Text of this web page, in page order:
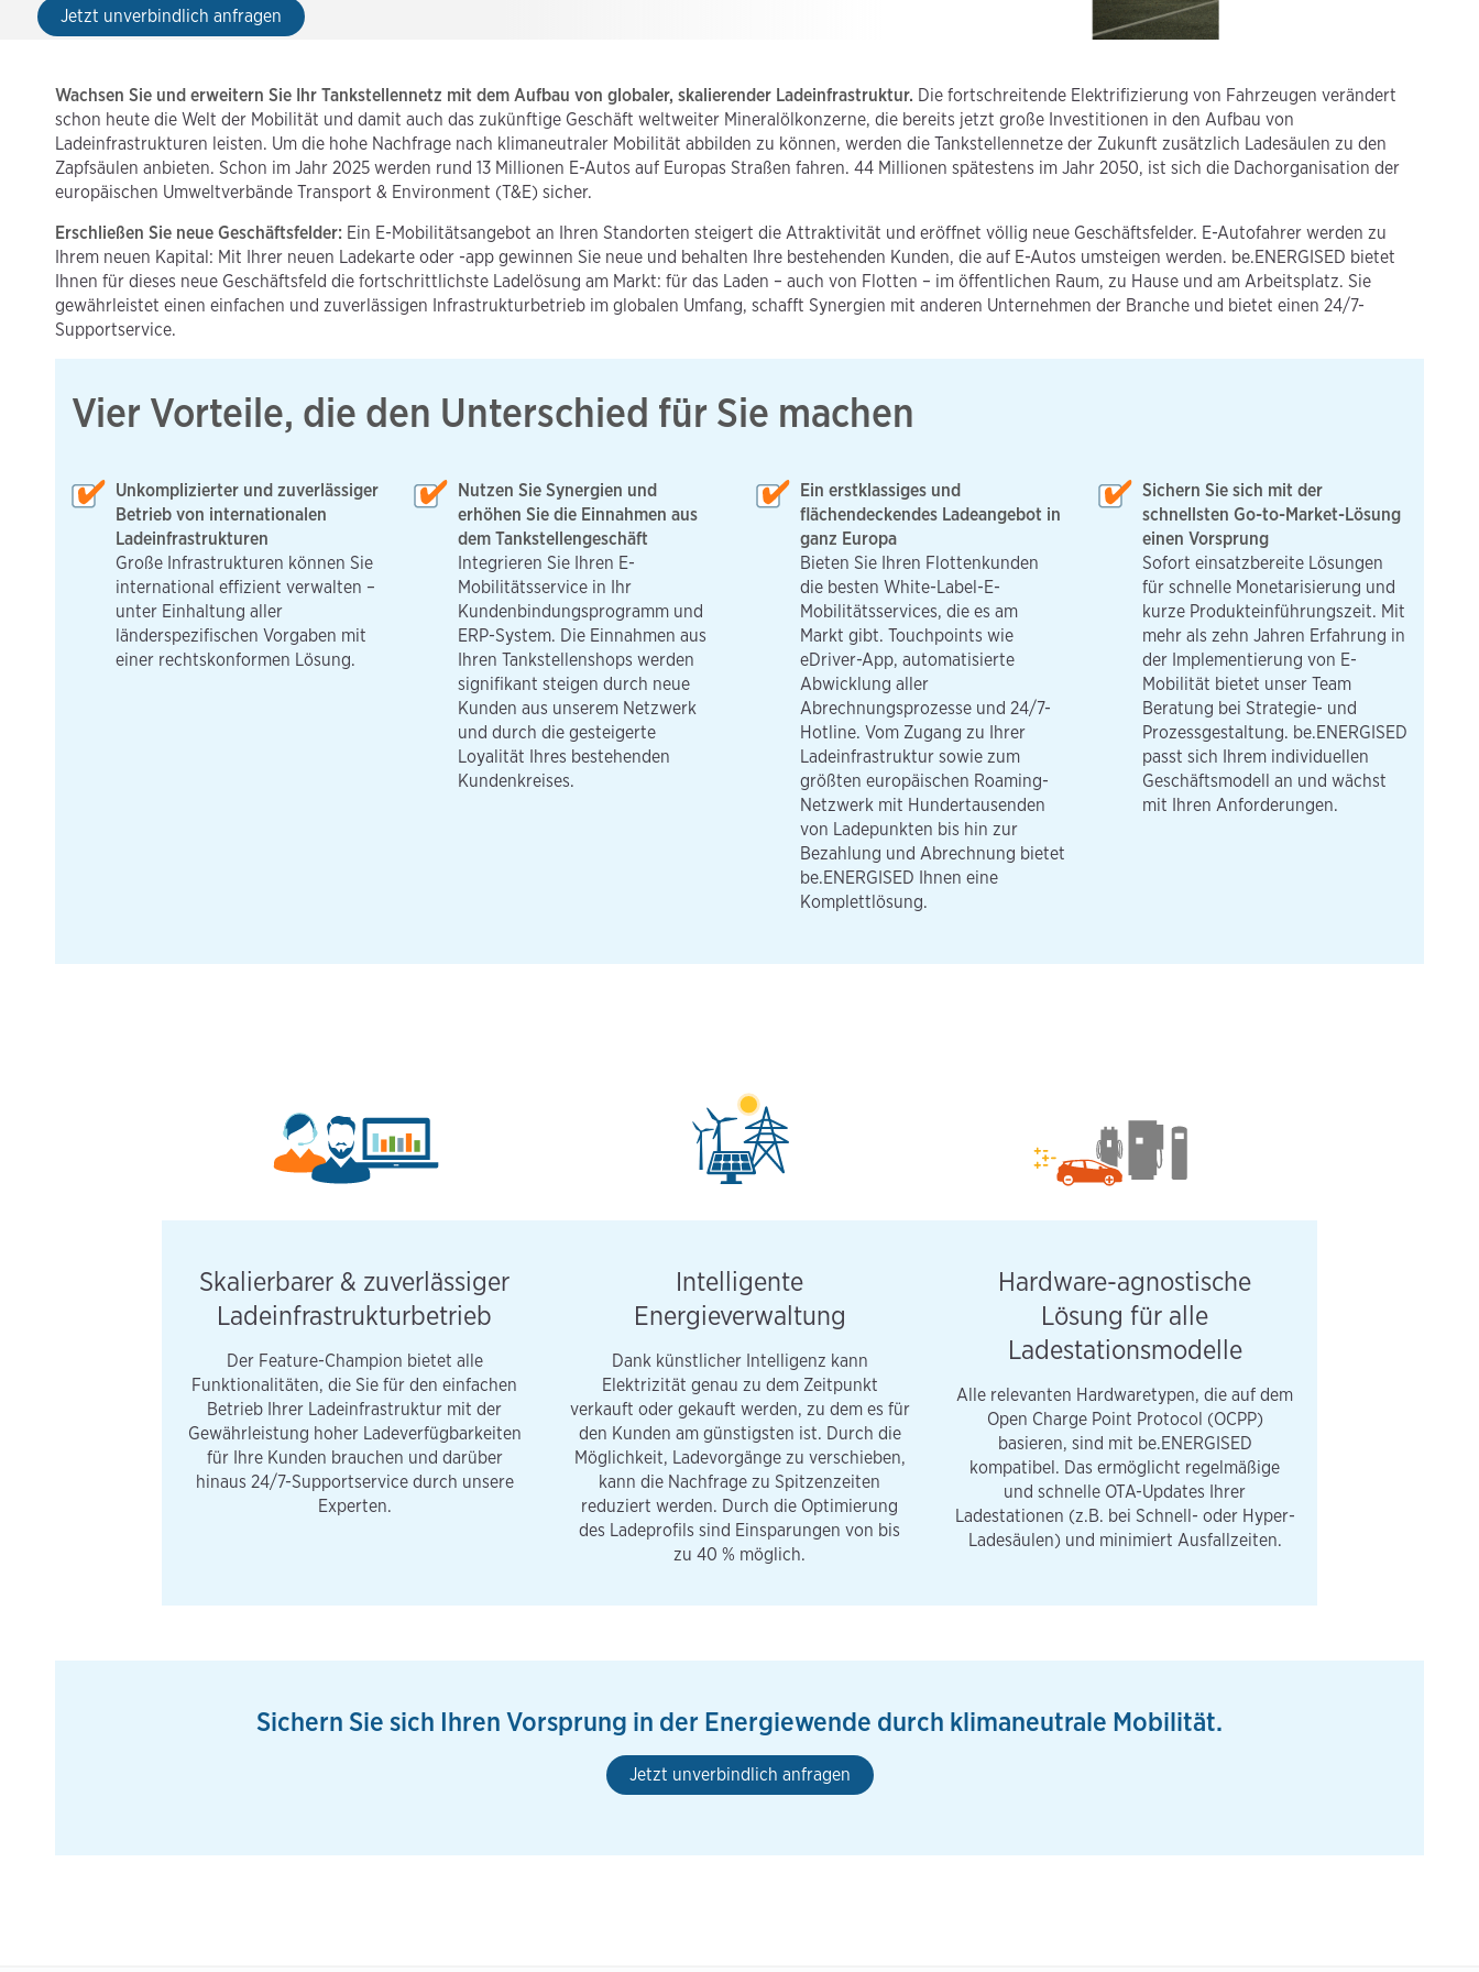
Jetzt unverbindlich anfragen
Wachsen Sie und erweitern Sie Ihr Tankstellennetz mit dem Aufbau von globaler, skalierender Ladeinfrastruktur. Die fortschreitende Elektrifizierung von Fahrzeugen verändert
schon heute die Welt der Mobilität und damit auch das zukünftige Geschäft weltweiter Mineralölkonzerne, die bereits jetzt große Investitionen in den Aufbau von
Ladeinfrastrukturen leisten. Um die hohe Nachfrage nach klimaneutraler Mobilität abbilden zu können, werden die Tankstellennetze der Zukunft zusätzlich Ladesäulen zu den
Zapfsäulen anbieten. Schon im Jahr 2025 werden rund 13 Millionen E-Autos auf Europas Straßen fahren. 44 Millionen spätestens im Jahr 2050, ist sich die Dachorganisation der
europäischen Umweltverbände Transport & Environment (T&E) sicher.
Erschließen Sie neue Geschäftsfelder: Ein E-Mobilitätsangebot an Ihren Standorten steigert die Attraktivität und eröffnet völlig neue Geschäftsfelder. E-Autofahrer werden zu
Ihrem neuen Kapital: Mit Ihrer neuen Ladekarte oder -app gewinnen Sie neue und behalten Ihre bestehenden Kunden, die auf E-Autos umsteigen werden. be.ENERGISED bietet
Ihnen für dieses neue Geschäftsfeld die fortschrittlichste Ladelösung am Markt: für das Laden – auch von Flotten – im öffentlichen Raum, zu Hause und am Arbeitsplatz. Sie
gewährleistet einen einfachen und zuverlässigen Infrastrukturbetrieb im globalen Umfang, schafft Synergien mit anderen Unternehmen der Branche und bietet einen 24/7-
Supportservice.
Vier Vorteile, die den Unterschied für Sie machen
Unkomplizierter und zuverlässiger
Betrieb von internationalen
Ladeinfrastrukturen
Große Infrastrukturen können Sie
international effizient verwalten –
unter Einhaltung aller
länderspezifischen Vorgaben mit
einer rechtskonformen Lösung.
Nutzen Sie Synergien und
erhöhen Sie die Einnahmen aus
dem Tankstellengeschäft
Integrieren Sie Ihren E-
Mobilitätsservice in Ihr
Kundenbindungsprogramm und
ERP-System. Die Einnahmen aus
Ihren Tankstellenshops werden
signifikant steigen durch neue
Kunden aus unserem Netzwerk
und durch die gesteigerte
Loyalität Ihres bestehenden
Kundenkreises.
Ein erstklassiges und
flächendeckendes Ladeangebot in
ganz Europa
Bieten Sie Ihren Flottenkunden
die besten White-Label-E-
Mobilitätsservices, die es am
Markt gibt. Touchpoints wie
eDriver-App, automatisierte
Abwicklung aller
Abrechnungsprozesse und 24/7-
Hotline. Vom Zugang zu Ihrer
Ladeinfrastruktur sowie zum
größten europäischen Roaming-
Netzwerk mit Hundertausenden
von Ladepunkten bis hin zur
Bezahlung und Abrechnung bietet
be.ENERGISED Ihnen eine
Komplettlösung.
Sichern Sie sich mit der
schnellsten Go-to-Market-Lösung
einen Vorsprung
Sofort einsatzbereite Lösungen
für schnelle Monetarisierung und
kurze Produkteinführungszeit. Mit
mehr als zehn Jahren Erfahrung in
der Implementierung von E-
Mobilität bietet unser Team
Beratung bei Strategie- und
Prozessgestaltung. be.ENERGISED
passt sich Ihrem individuellen
Geschäftsmodell an und wächst
mit Ihren Anforderungen.
Skalierbarer & zuverlässiger
Ladeinfrastrukturbetrieb
Der Feature-Champion bietet alle
Funktionalitäten, die Sie für den einfachen
Betrieb Ihrer Ladeinfrastruktur mit der
Gewährleistung hoher Ladeverfügbarkeiten
für Ihre Kunden brauchen und darüber
hinaus 24/7-Supportservice durch unsere
Experten.
Intelligente
Energieverwaltung
Dank künstlicher Intelligenz kann
Elektrizität genau zu dem Zeitpunkt
verkauft oder gekauft werden, zu dem es für
den Kunden am günstigsten ist. Durch die
Möglichkeit, Ladevorgänge zu verschieben,
kann die Nachfrage zu Spitzenzeiten
reduziert werden. Durch die Optimierung
des Ladeprofils sind Einsparungen von bis
zu 40 % möglich.
Hardware-agnostische
Lösung für alle
Ladestationsmodelle
Alle relevanten Hardwaretypen, die auf dem
Open Charge Point Protocol (OCPP)
basieren, sind mit be.ENERGISED
kompatibel. Das ermöglicht regelmäßige
und schnelle OTA-Updates Ihrer
Ladestationen (z.B. bei Schnell- oder Hyper-
Ladesäulen) und minimiert Ausfallzeiten.
Sichern Sie sich Ihren Vorsprung in der Energiewende durch klimaneutrale Mobilität.
Jetzt unverbindlich anfragen